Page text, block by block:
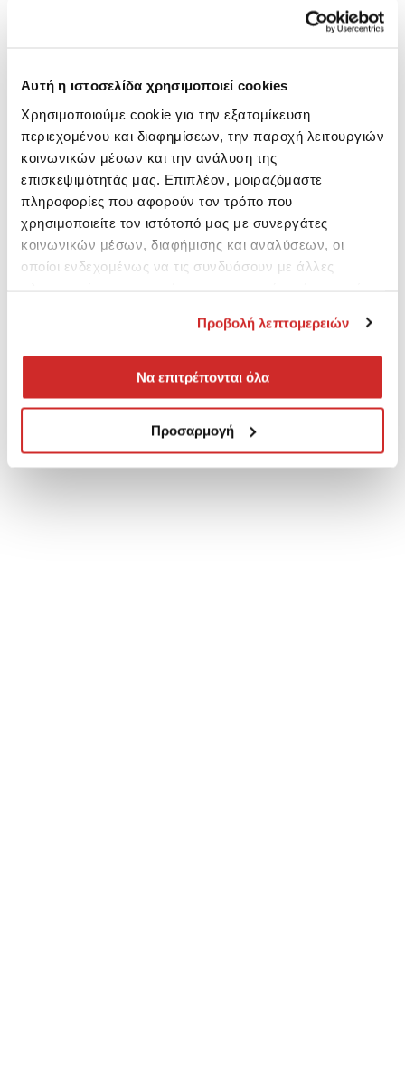
Αυτή η ιστοσελίδα χρησιμοποιεί cookies
Χρησιμοποιούμε cookie για την εξατομίκευση
περιεχομένου και διαφημίσεων, την παροχή λειτουργιών
κοινωνικών μέσων και την ανάλυση της
επισκεψιμότητάς μας. Επιπλέον, μοιραζόμαστε
πληροφορίες που αφορούν τον τρόπο που
χρησιμοποιείτε τον ιστότοπό μας με συνεργάτες
κοινωνικών μέσων, διαφήμισης και αναλύσεων, οι
οποίοι ενδεχομένως να τις συνδυάσουν με άλλες
Προβολή λεπτομερειών
Να επιτρέπονται όλα
Προσαρμογή